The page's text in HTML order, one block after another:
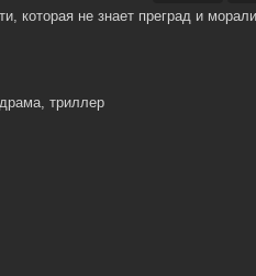
которая не знает преград и
триллер